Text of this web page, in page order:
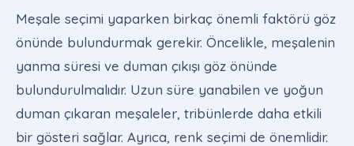
Meşale seçimi yaparken birkaç önemli faktörü göz
önünde bulundurmak gerekir. Öncelikle, meşalenin
yanma süresi ve duman çıkışı göz önünde
bulundurulmalıdır. Uzun süre yanabilen ve yoğun
duman çıkaran meşaleler, tribünlerde daha etkili
bir gösteri sağlar. Ayrıca, renk seçimi de önemlidir.